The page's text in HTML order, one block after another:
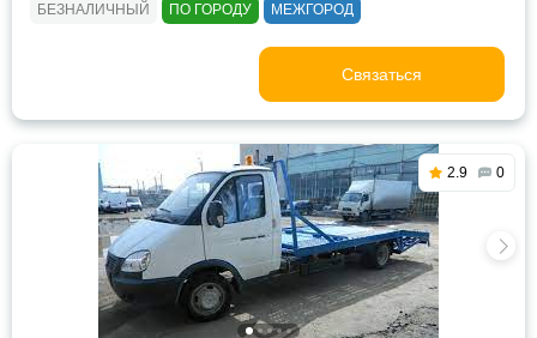
БЕЗНАЛИЧНЫЙ ПО ГОРОДУ МЕЖГОРОД
Связаться
2.9 0